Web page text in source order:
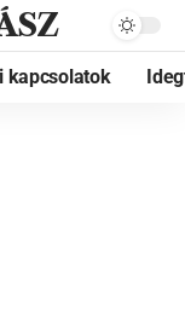
kapcsolatok